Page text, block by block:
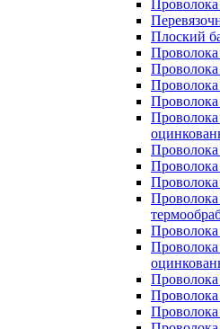
Плоский
Проволока
Проволока
Проволока
Проволока
Проволока
Проволока